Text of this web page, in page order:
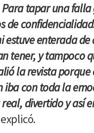
Para tapar una falla
de
estuve enterada de
tener, y tampoco
la revista porque
iba con toda la
divertido y así